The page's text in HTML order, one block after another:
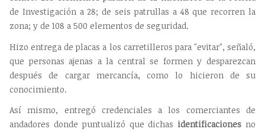
de Investigación a 28; de seis patrullas a 48 que recorren la
zona; y de 108 a 500 elementos de seguridad.
Hizo entrega de placas a los carretilleros para "evitar", señaló,
que personas ajenas a la central se formen y desparezcan
después de cargar mercancía, como lo hicieron de su
conocimiento.
Así mismo, entregó credenciales a los comerciantes de
andadores donde puntualizó que dichas identificaciones no